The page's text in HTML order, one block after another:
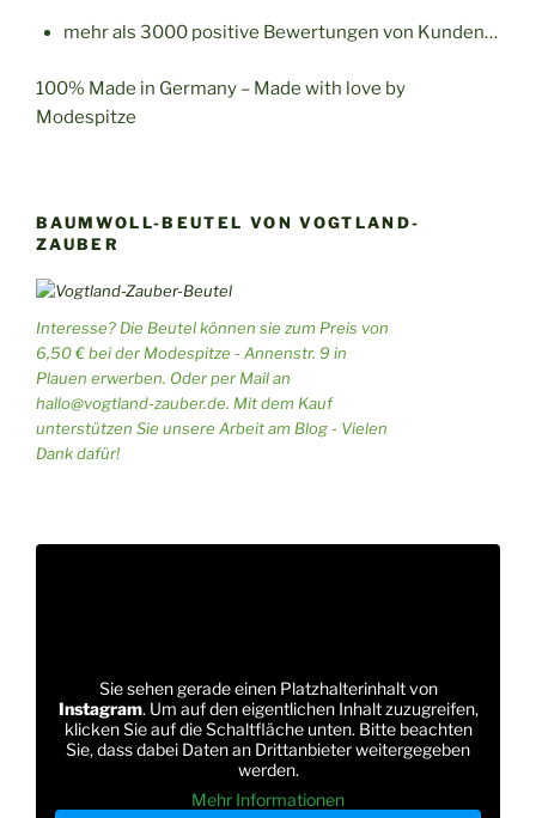
mehr als 3000 positive Bewertungen von Kunden…
100% Made in Germany – Made with love by
Modespitze
BAUMWOLL-BEUTEL VON VOGTLAND-
ZAUBER
Interesse? Die Beutel können sie zum Preis von
6,50 € bei der Modespitze - Annenstr. 9 in
Plauen erwerben. Oder per Mail an
hallo@vogtland-zauber.de. Mit dem Kauf
unterstützen Sie unsere Arbeit am Blog - Vielen
Dank dafür!
Sie sehen gerade einen Platzhalterinhalt von
Instagram. Um auf den eigentlichen Inhalt zuzugreifen,
klicken Sie auf die Schaltfläche unten. Bitte beachten
Sie, dass dabei Daten an Drittanbieter weitergegeben
werden.
Mehr Informationen